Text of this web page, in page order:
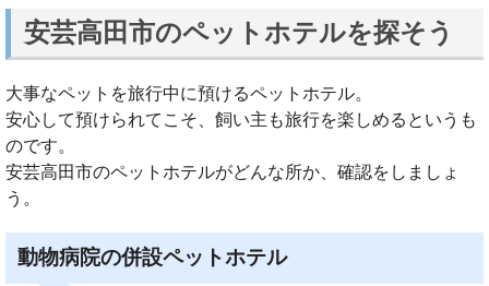
安芸高田市のペットホテルを探そう
大事なペットを旅行中に預けるペットホテル。
安心して預けられてこそ、飼い主も旅行を楽しめるというも
のです。
安芸高田市のペットホテルがどんな所か、確認をしましょ
う。
動物病院の併設ペットホテル